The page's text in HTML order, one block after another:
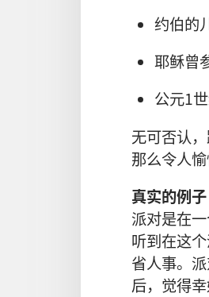
约伯的
耶稣曾
公元1
无可否认
那么令人愉
真实的例子
派对是在
听到在这
省人事。
后，觉得